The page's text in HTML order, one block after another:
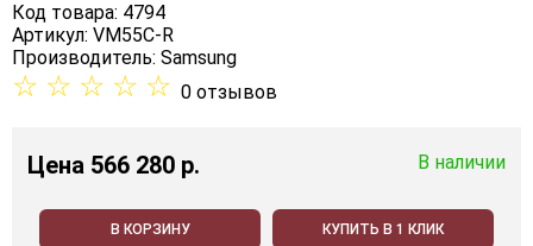
Код товара: 4794
Артикул: VM55C-R
Производитель: Samsung
☆ ☆ ☆ ☆ ☆ 0 отзывов
Цена 566 280 p. В наличии
В КОРЗИНУ КУПИТЬ В 1 КЛИК